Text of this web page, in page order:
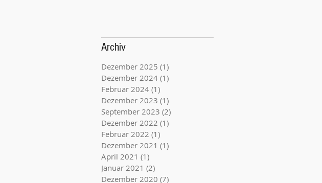
Archiv
Dezember 2025 (1)
Dezember 2024 (1)
Februar 2024 (1)
Dezember 2023 (1)
September 2023 (2)
Dezember 2022 (1)
Februar 2022 (1)
Dezember 2021 (1)
April 2021 (1)
Januar 2021 (2)
Dezember 2020 (7)